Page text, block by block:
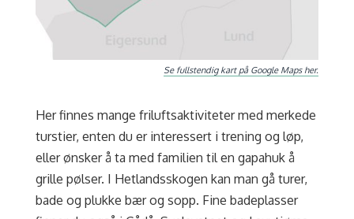
Se fullstendig kart på Google Maps her.
Her finnes mange friluftsaktiviteter med merkede
turstier, enten du er interessert i trening og løp,
eller ønsker å ta med familien til en gapahuk å
grille pølser. I Hetlandsskogen kan man gå turer,
bade og plukke bær og sopp. Fine badeplasser